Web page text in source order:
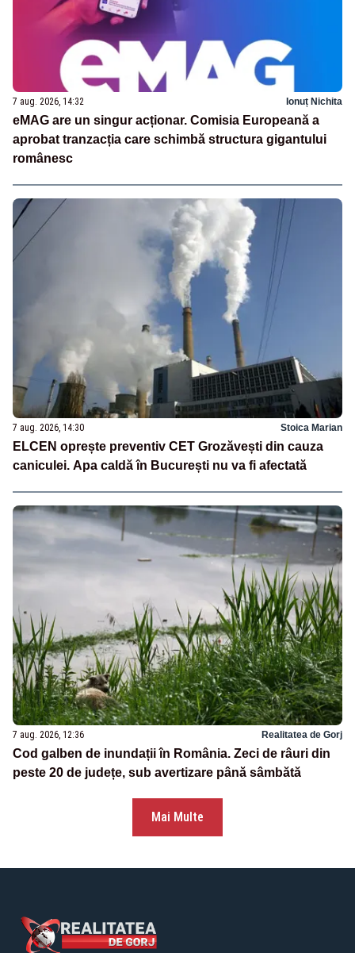
7 aug. 2026, 14:32 Ionuț Nichita
eMAG are un singur acționar. Comisia Europeană a
aprobat tranzacția care schimbă structura gigantului
românesc
7 aug. 2026, 14:30 Stoica Marian
ELCEN oprește preventiv CET Grozăvești din cauza
caniculei. Apa caldă în București nu va fi afectată
7 aug. 2026, 12:36 Realitatea de Gorj
Cod galben de inundații în România. Zeci de râuri din
peste 20 de județe, sub avertizare până sâmbătă
Mai Multe